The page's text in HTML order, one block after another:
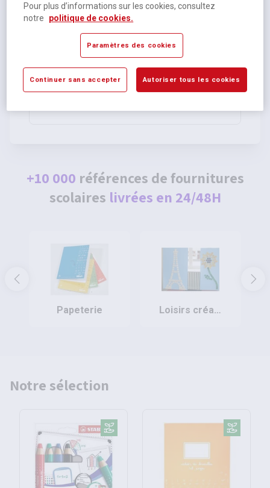
Cahier polypropylène 48 pages Seyes 17x22 cm
+10 000 références de fournitures
scolaires livrées en 24/48H
papeterie loisirs créatifs
Notre sélection
Pour plus d’informations sur les cookies, consultez
notre
politique de cookies.
Paramètres des cookies
Continuer sans accepter Autoriser tous les cookies